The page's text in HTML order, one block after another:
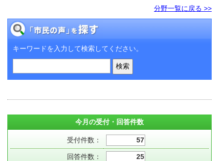
分野一覧に戻る >>
キーワードを入力して検索してください。
今月の受付・回答件数
受付件数： 57
回答件数： 25